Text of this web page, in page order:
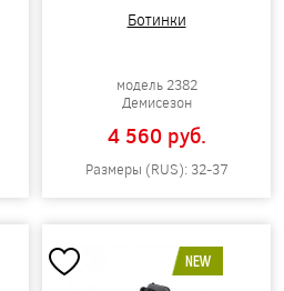
Ботинки
модель 2382
Демисезон
4 560 pуб.
Размеры (RUS): 32-37
NEW